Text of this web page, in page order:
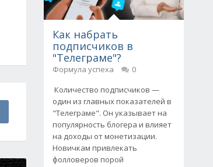
Как набрать
подписчиков в
"Телеграме"?
Формула успеха
0
Количество подписчиков —
один из главных показателей в
"Телеграме". Он указывает на
популярность блогера и влияет
на доходы от монетизации.
Новичкам привлекать
фолловеров порой